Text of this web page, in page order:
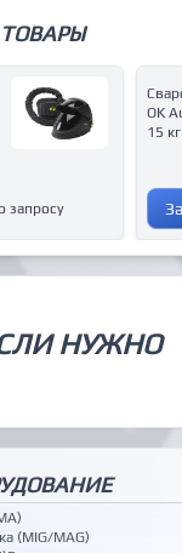
запросу
OK
15 кг
НУЖНО
(MIG/MAG)